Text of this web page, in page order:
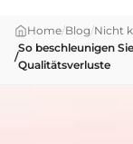
Home/Blog/Nicht
/
So beschleunigen
Qualitätsverluste